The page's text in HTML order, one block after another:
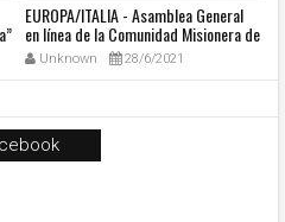
EUROPA/ITALIA - Asamblea General
en línea de la Comunidad Misionera de
Villaregia
Unknown 28/6/2021